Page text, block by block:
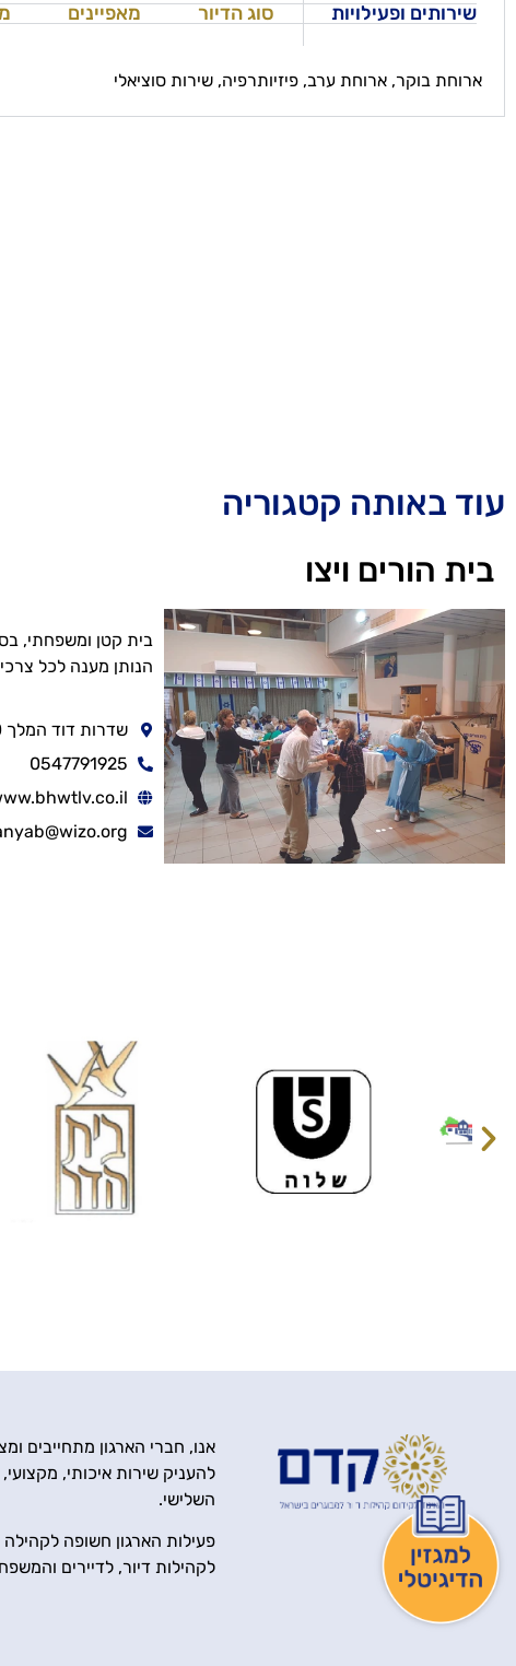
שירותים ופעילויות סוג הדיור מאפיינים
ארוחת בוקר, ארוחת ערב, פיזיותרפיה, שירות סוציאלי
עוד באותה קטגוריה
בית הורים ויצו
בית קטן ומשפחתי,
הנותן מענה לכל צרכי הדייר, 3 ארוחות
שדרות דוד המלך 40, תל אביב
0547791925
אנו, חברי הארגון מתחייבים
להעניק שירות איכותי, מקצועי,
השלישי.
פעילות הארגון חשופה לקהילה
לקהילות דיור, לדיירים